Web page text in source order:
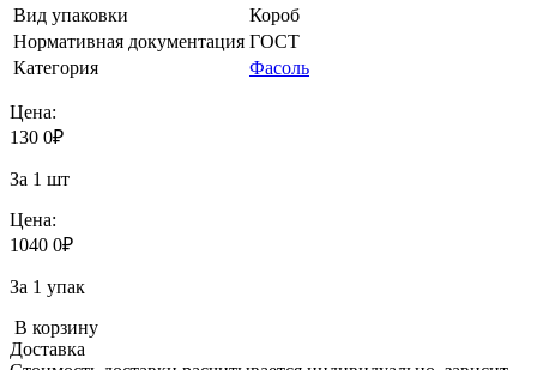
Вид упаковки
Короб
Нормативная документация ГОСТ
Категория
Фасоль
Цена:
130 0₽
За 1 шт
Цена:
1040 0₽
За 1 упак
В корзину
Доставка